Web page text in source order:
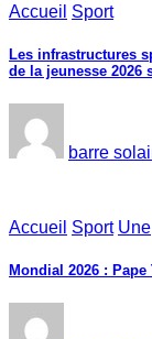
Accueil Sport
Les infrastructures
de la jeunesse 2026
barre
Accueil Sport Une
Mondial 2026 :